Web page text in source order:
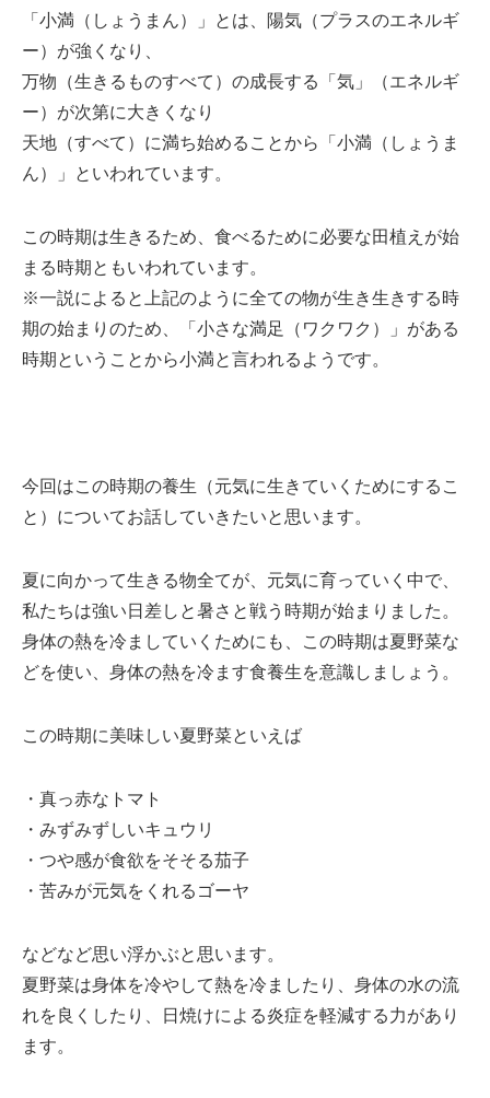
「小満（しょうまん）」とは、陽気（プラスのエネルギ
ー）が強くなり、
万物（生きるものすべて）の成長する「気」（エネルギ
ー）が次第に大きくなり
天地（すべて）に満ち始めることから「小満（しょうま
ん）」といわれています。
この時期は生きるため、食べるために必要な田植えが始
まる時期ともいわれています。
※一説によると上記のように全ての物が生き生きする時
期の始まりのため、「小さな満足（ワクワク）」がある
時期ということから小満と言われるようです。
今回はこの時期の養生（元気に生きていくためにするこ
と）についてお話していきたいと思います。
夏に向かって生きる物全てが、元気に育っていく中で、
私たちは強い日差しと暑さと戦う時期が始まりました。
身体の熱を冷ましていくためにも、この時期は夏野菜な
どを使い、身体の熱を冷ます食養生を意識しましょう。
この時期に美味しい夏野菜といえば
・真っ赤なトマト
・みずみずしいキュウリ
・つや感が食欲をそそる茄子
・苦みが元気をくれるゴーヤ
などなど思い浮かぶと思います。
夏野菜は身体を冷やして熱を冷ましたり、身体の水の流
れを良くしたり、日焼けによる炎症を軽減する力があり
ます。